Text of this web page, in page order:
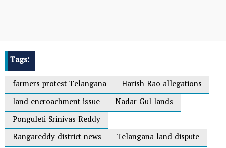
Tags:
farmers protest Telangana
Harish Rao allegations
land encroachment issue
Nadar Gul lands
Ponguleti Srinivas Reddy
Rangareddy district news
Telangana land dispute